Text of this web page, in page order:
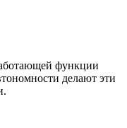
функции
делают эти